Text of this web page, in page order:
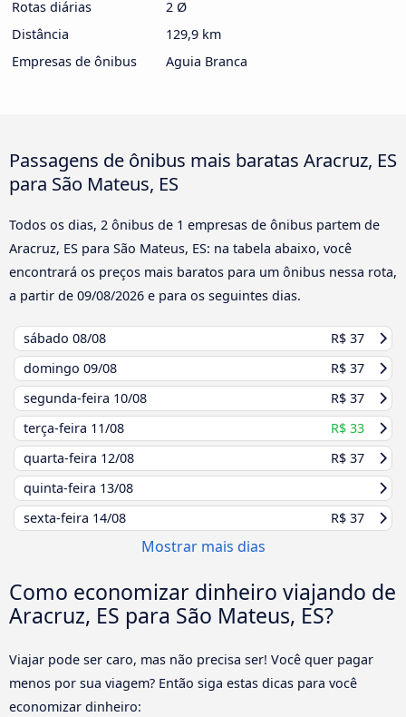
Rotas diárias
2 Ø
Distância
129,9 km
Empresas de ônibus
Aguia Branca
Passagens de ônibus mais baratas Aracruz, ES
para São Mateus, ES
Todos os dias, 2 ônibus de 1 empresas de ônibus partem de
Aracruz, ES para São Mateus, ES: na tabela abaixo, você
encontrará os preços mais baratos para um ônibus nessa rota,
a partir de 09/08/2026 e para os seguintes dias.
sábado 08/08
R$ 37
domingo 09/08
R$ 37
segunda-feira 10/08
R$ 37
terça-feira 11/08
R$ 33
quarta-feira 12/08
R$ 37
quinta-feira 13/08
sexta-feira 14/08 R$ 37
Mostrar mais dias
Como economizar dinheiro viajando de
Aracruz, ES para São Mateus, ES?
Viajar pode ser caro, mas não precisa ser! Você quer pagar
menos por sua viagem? Então siga estas dicas para você
economizar dinheiro: